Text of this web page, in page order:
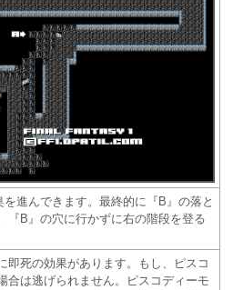
進んできます。最終的に『B』の落と
『B』の穴に行かずに右の階段を登る
即死の効果があります。もし、ピスコ
合は逃げられません。ピスコディーモ